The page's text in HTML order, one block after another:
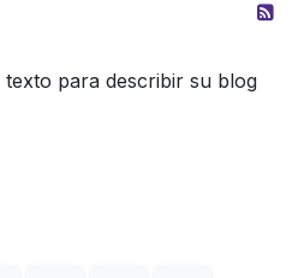
para describir su blog